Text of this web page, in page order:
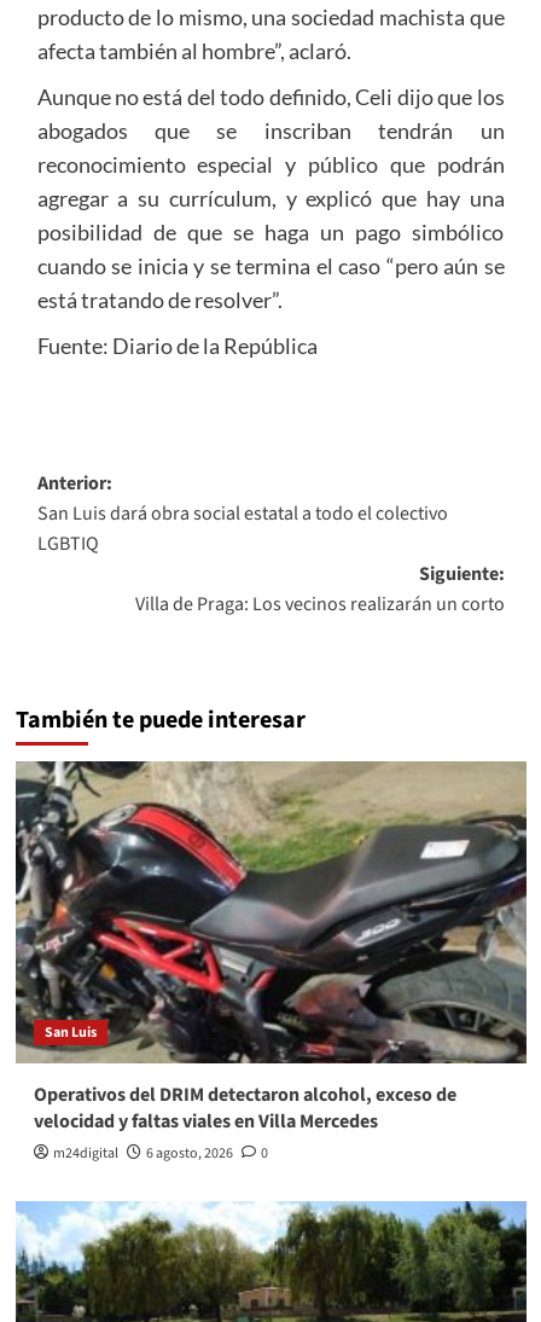
producto de lo mismo, una sociedad machista que
afecta también al hombre”, aclaró.
Aunque no está del todo definido, Celi dijo que los
abogados que se inscriban tendrán un
reconocimiento especial y público que podrán
agregar a su currículum, y explicó que hay una
posibilidad de que se haga un pago simbólico
cuando se inicia y se termina el caso “pero aún se
está tratando de resolver”.
Fuente: Diario de la República
Navegación
de
entradas
Anterior:
San Luis dará obra social estatal a todo el colectivo
LGBTIQ
Siguiente:
Villa de Praga: Los vecinos realizarán un corto
También te puede interesar
San Luis
Operativos del DRIM detectaron alcohol, exceso de
velocidad y faltas viales en Villa Mercedes
m24digital 6 agosto, 2026 0